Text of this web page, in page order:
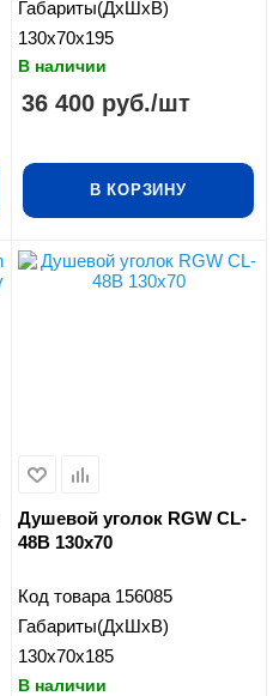
Габариты(ДхШхВ)
130x70x195
В наличии
36 400руб./шт
В КОРЗИНУ
Душевой уголок RGW CL-
48B 130x70
Код товара 156085
Габариты(ДхШхВ)
130x70x185
В наличии